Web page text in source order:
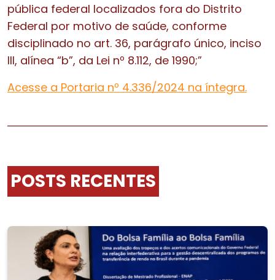
pública federal localizados fora do Distrito
Federal por motivo de saúde, conforme
disciplinado no art. 36, parágrafo único, inciso
III, alínea “b”, da Lei nº 8.112, de 1990;”
Acesse a Portaria nº 4.336/2024 na íntegra.
POSTS RECENTES